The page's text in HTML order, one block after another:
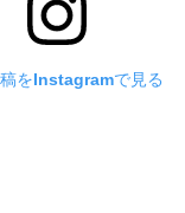
をInstagramで見る